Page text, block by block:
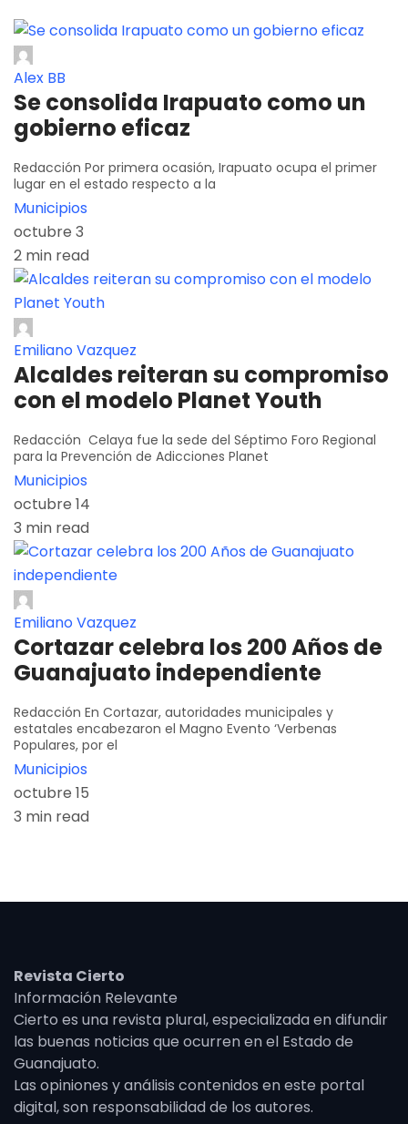
Alex BB
Se consolida Irapuato como un
gobierno eficaz
Redacción Por primera ocasión, Irapuato ocupa el primer
lugar en el estado respecto a la
Municipios
octubre 3
2 min read
Emiliano Vazquez
Alcaldes reiteran su compromiso
con el modelo Planet Youth
Redacción Celaya fue la sede del Séptimo Foro Regional
para la Prevención de Adicciones Planet
Municipios
octubre 14
3 min read
Emiliano Vazquez
Cortazar celebra los 200 Años de
Guanajuato independiente
Redacción En Cortazar, autoridades municipales y
estatales encabezaron el Magno Evento ‘Verbenas
Populares, por el
Municipios
octubre 15
3 min read
Revista Cierto
Información Relevante
Cierto es una revista plural, especializada en difundir
las buenas noticias que ocurren en el Estado de
Guanajuato.
Las opiniones y análisis contenidos en este portal
digital, son responsabilidad de los autores.